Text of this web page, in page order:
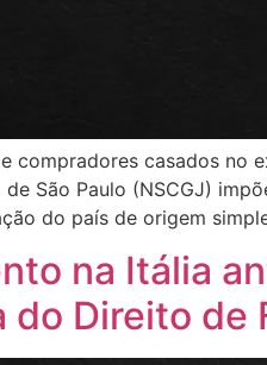
compradores casados no
de São Paulo (NSCGJ)
do país de origem
na Itália
do Direito de